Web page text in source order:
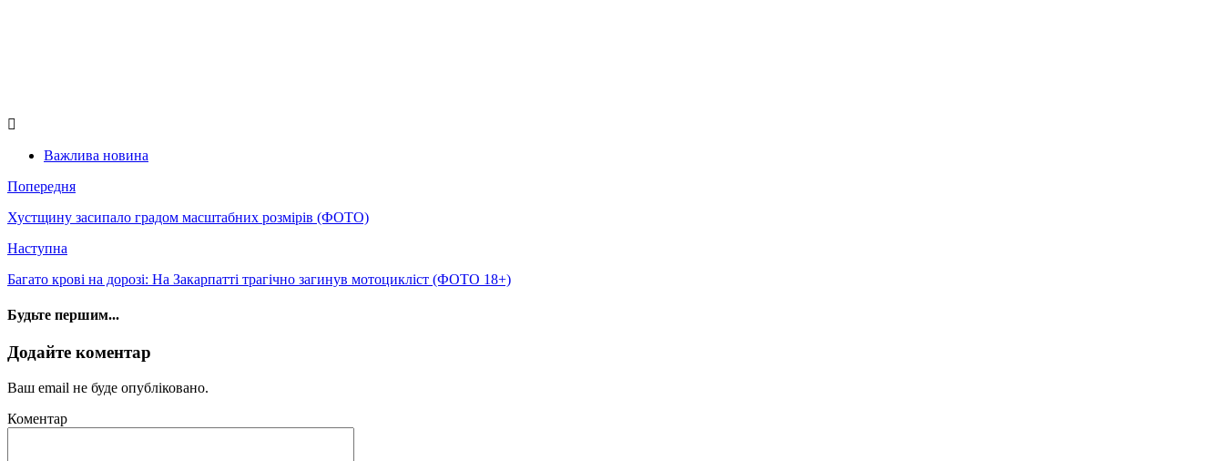
Важлива новина
Попередня
Хустщину засипало градом масштабних розмірів (ФОТО)
Наступна
Багато крові на дорозі: На Закарпатті трагічно загинув мотоцикліст (ФОТО 18+)
Будьте першим...
Додайте коментар
Ваш email не буде опубліковано.
Коментар